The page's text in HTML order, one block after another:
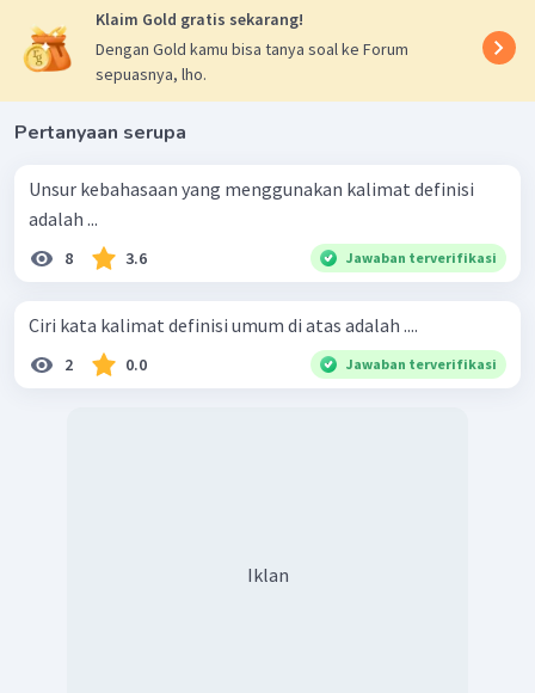
Klaim Gold gratis sekarang!
Dengan Gold kamu bisa tanya soal ke Forum
sepuasnya, lho.
Pertanyaan serupa
Unsur kebahasaan yang menggunakan kalimat definisi
adalah ...
8 3.6 Jawaban terverifikasi
Ciri kata kalimat definisi umum di atas adalah ....
2 0.0 Jawaban terverifikasi
Iklan